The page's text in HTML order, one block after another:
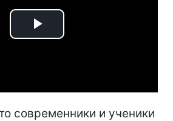
Play
современники и ученики